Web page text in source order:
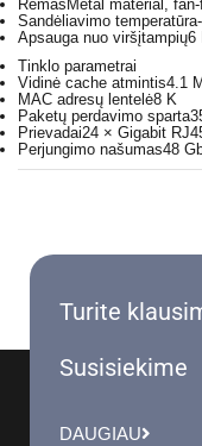
Rėmas Metal material,
Sandėliavimo temperatūra
Apsauga nuo viršįtampių6
Tinklo parametrai
Vidinė cache atmintis4.1
MAC adresų lentelė8 K
Paketų perdavimo sparta
Prievadai24 × Gigabit
Perjungimo našumas48
Turite
Susisiekime
DAUGIAU